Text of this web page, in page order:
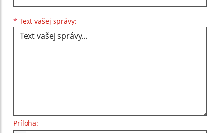
* Text vašej správy:
Príloha: